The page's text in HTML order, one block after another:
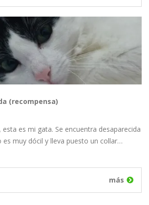
(recompensa)
es mi gata. Se encuentra desaparecida
es muy dócil y lleva puesto un collar…
más